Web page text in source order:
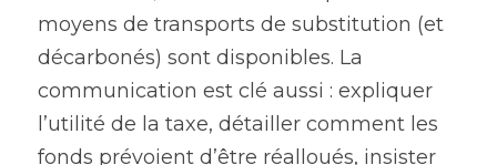
moyens de transports de substitution (et
décarbonés) sont disponibles. La
communication est clé aussi : expliquer
l’utilité de la taxe, détailler comment les
fonds prévoient d’être réalloués, insister